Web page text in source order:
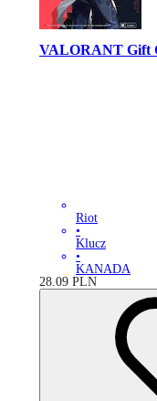
VALORANT Gift
Riot
•
Klucz
•
KANADA
28.09 PLN